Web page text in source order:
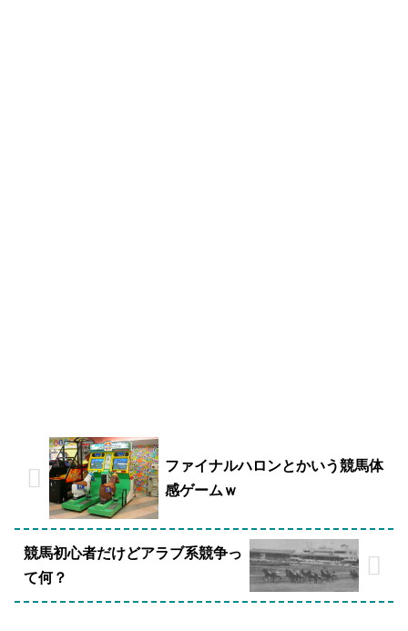
ファイナルハロンとかいう競馬体
感ゲームｗ
競馬初心者だけどアラブ系競争っ
て何？